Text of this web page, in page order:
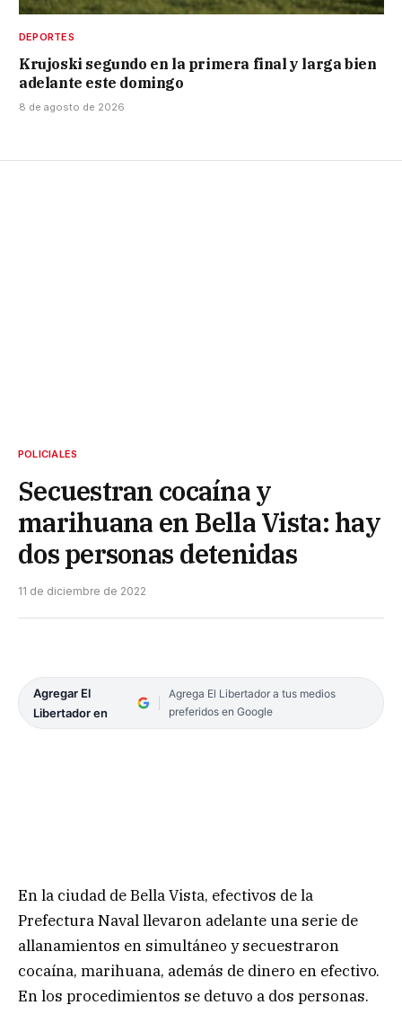
DEPORTES
Krujoski segundo en la primera final y larga bien
adelante este domingo
8 de agosto de 2026
POLICIALES
Secuestran cocaína y
marihuana en Bella Vista: hay
dos personas detenidas
11 de diciembre de 2022
Agregar El
Libertador en
Agrega El Libertador a tus medios
preferidos en Google
En la ciudad de Bella Vista, efectivos de la
Prefectura Naval llevaron adelante una serie de
allanamientos en simultáneo y secuestraron
cocaína, marihuana, además de dinero en efectivo.
En los procedimientos se detuvo a dos personas.